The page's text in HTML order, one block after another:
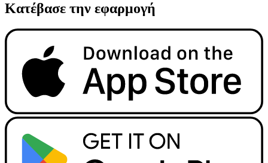
Κατέβασε την εφαρμογή